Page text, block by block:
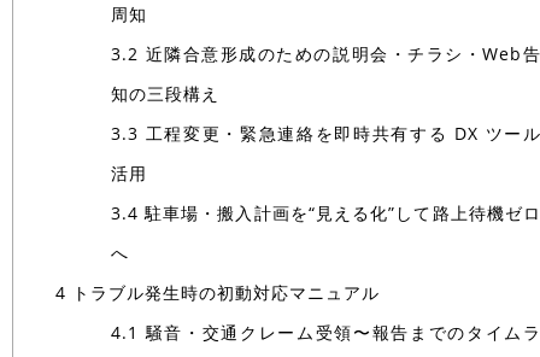
周知
3.2 近隣合意形成のための説明会・チラシ・Web告
知の三段構え
3.3 工程変更・緊急連絡を即時共有する DX ツール
活用
3.4 駐車場・搬入計画を“見える化”して路上待機ゼロ
へ
4 トラブル発生時の初動対応マニュアル
4.1 騒音・交通クレーム受領〜報告までのタイムラ